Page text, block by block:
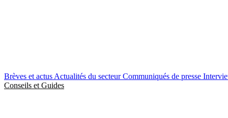
Brèves et actus Actualités du secteurCommuniqués de presse
Conseils et Guides